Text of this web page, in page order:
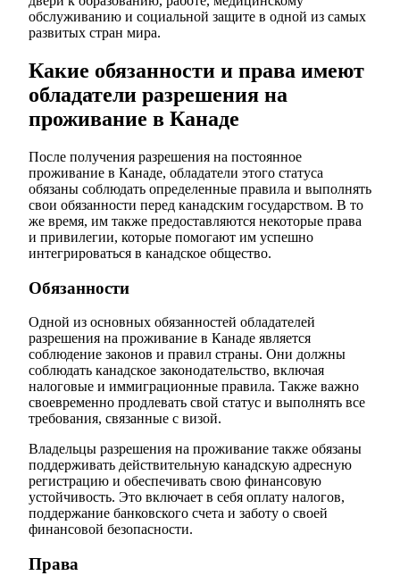
обслуживанию и социальной защите в одной из самых
развитых стран мира.
Какие обязанности и права имеют
обладатели разрешения на
проживание в Канаде
После получения разрешения на постоянное
проживание в Канаде, обладатели этого статуса
обязаны соблюдать определенные правила и выполнять
свои обязанности перед канадским государством. В то
же время, им также предоставляются некоторые права
и привилегии, которые помогают им успешно
интегрироваться в канадское общество.
Обязанности
Одной из основных обязанностей обладателей
разрешения на проживание в Канаде является
соблюдение законов и правил страны. Они должны
соблюдать канадское законодательство, включая
налоговые и иммиграционные правила. Также важно
своевременно продлевать свой статус и выполнять все
требования, связанные с визой.
Владельцы разрешения на проживание также обязаны
поддерживать действительную канадскую адресную
регистрацию и обеспечивать свою финансовую
устойчивость. Это включает в себя оплату налогов,
поддержание банковского счета и заботу о своей
финансовой безопасности.
Права